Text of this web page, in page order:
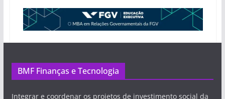
BMF Finanças e Tecnologia
Integrar e coordenar os projetos de investimento social da